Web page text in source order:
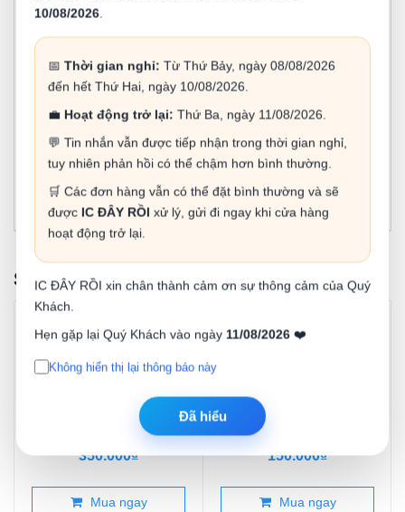
10/08/2026.
📅 Thời gian nghỉ: Từ Thứ Bảy, ngày 08/08/2026
đến hết Thứ Hai, ngày 10/08/2026.
💼 Hoạt động trở lại: Thứ Ba, ngày 11/08/2026.
💬 Tin nhắn vẫn được tiếp nhận trong thời gian nghỉ,
tuy nhiên phản hồi có thể chậm hơn bình thường.
🛒 Các đơn hàng vẫn có thể đặt bình thường và sẽ
được IC ĐÂY RỒI xử lý, gửi đi ngay khi cửa hàng
hoạt động trở lại.
IC ĐÂY RỒI xin chân thành cảm ơn sự thông cảm của Quý
Khách.
Hẹn gặp lại Quý Khách vào ngày 11/08/2026❤️
Không hiển thị lại thông báo này
Đã hiểu
SẢN PHẨM LIÊN QUAN
Mạch điều khiển động cơ
bước 5.6A DM556
350.000₫
Mua ngay
Module 4 relay 5V USB
điều khiển PLC LCUS-4
150.000₫
Mua ngay